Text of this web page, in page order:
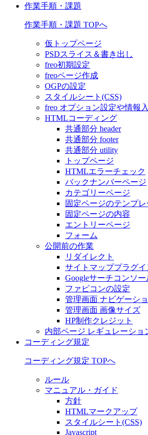
作業手順・課題
作業手順・課題 TOPへ
仮トップページ
PSDスライス＆書き出し
freo初期設定
freoページ作成
OGPの設定
スタイルシート(CSS)
freo オプション設定や情報
HTMLコーディング
共通部分 header
共通部分 footer
共通部分 utility
トップページ
HTMLエラーチェック
バックナンバーページ
カテゴリーページ
固定ページのテンプレ
固定ページの内容
エントリーページ
フォーム
公開前の作業
リダイレクト
サイトマッププラグイ
Googleサーチコンソー
ファビコンの設定
管理画面 ナビゲーシ
管理画面 画像サイズ
HP制作クレジット
内部ページ レギュレーショ
コーディング規定
コーディング規定 TOPへ
ルール
マニュアル・ガイド
方針
HTMLマークアップ
スタイルシート(CSS)
Javascript